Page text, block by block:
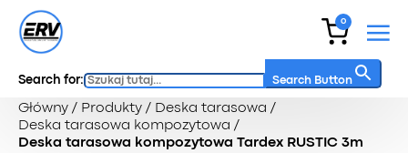
0
Search for: Search Button
Główny / Produkty / Deska tarasowa /
Deska tarasowa kompozytowa /
Deska tarasowa kompozytowa Tardex RUSTIC 3m